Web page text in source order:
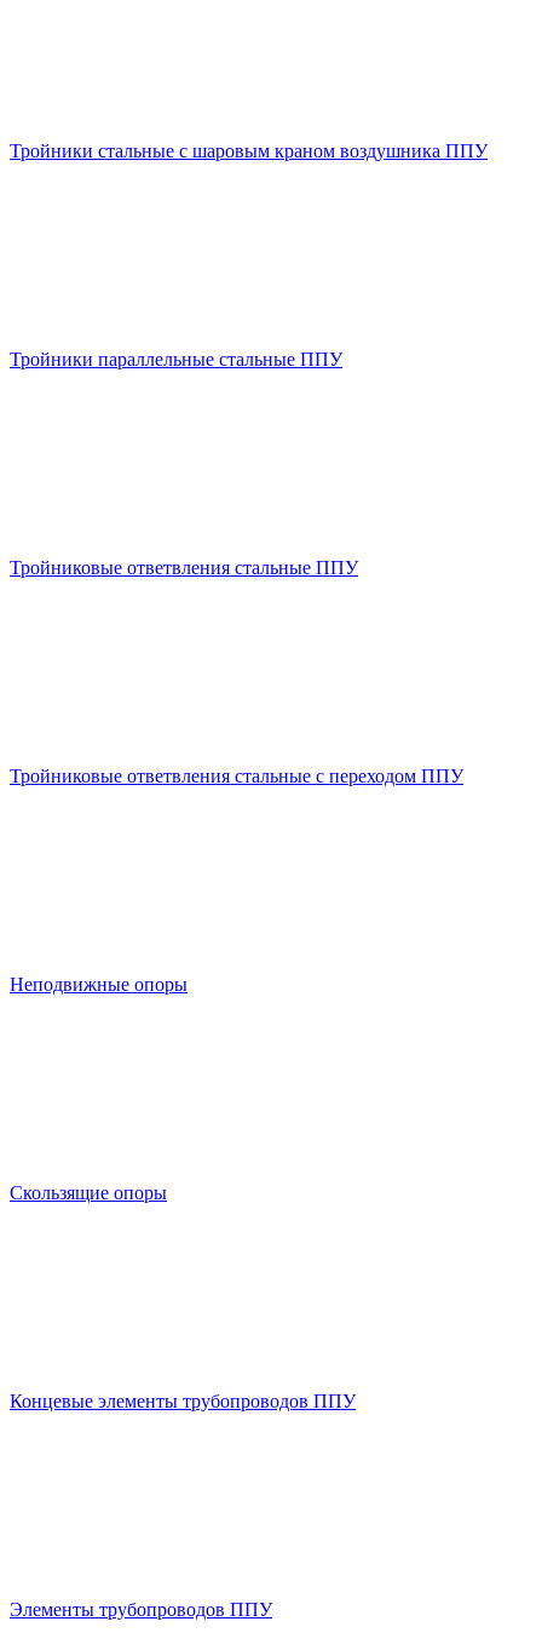
Тройники стальные с шаровым краном воздушника ППУ
Тройники параллельные стальные ППУ
Тройниковые ответвления стальные ППУ
Тройниковые ответвления стальные с переходом ППУ
Неподвижные опоры
Скользящие опоры
Концевые элементы трубопроводов ППУ
Элементы трубопроводов ППУ